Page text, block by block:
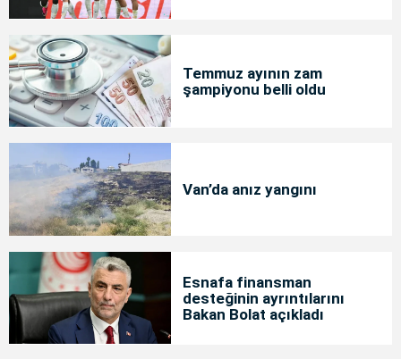
Temmuz ayının zam
şampiyonu belli oldu
Van’da anız yangını
Esnafa finansman
desteğinin ayrıntılarını
Bakan Bolat açıkladı